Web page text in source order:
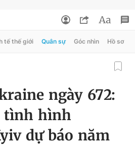
tế thế giới Quân sự Góc nhìn Hồ sơ
ngày 672:
tình hình
dự báo năm